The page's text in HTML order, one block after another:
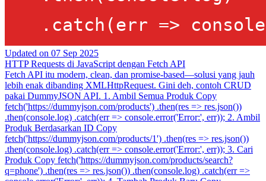
Updated on 07 Sep 2025
HTTP Requests di JavaScript dengan Fetch API
Fetch API itu modern, clean, dan promise-based—solusi yang jauh
lebih enak dibanding XMLHttpRequest. Gini deh, contoh CRUD
pakai DummyJSON API. 1. Ambil Semua Produk Copy
fetch('https://dummyjson.com/products') .then(res => res.json())
.then(console.log) .catch(err => console.error('Error:', err)); 2. Ambil
Produk Berdasarkan ID Copy
fetch('https://dummyjson.com/products/1') .then(res => res.json())
.then(console.log) .catch(err => console.error('Error:', err)); 3. Cari
Produk Copy fetch('https://dummyjson.com/products/search?
q=phone') .then(res => res.json()) .then(console.log) .catch(err =>